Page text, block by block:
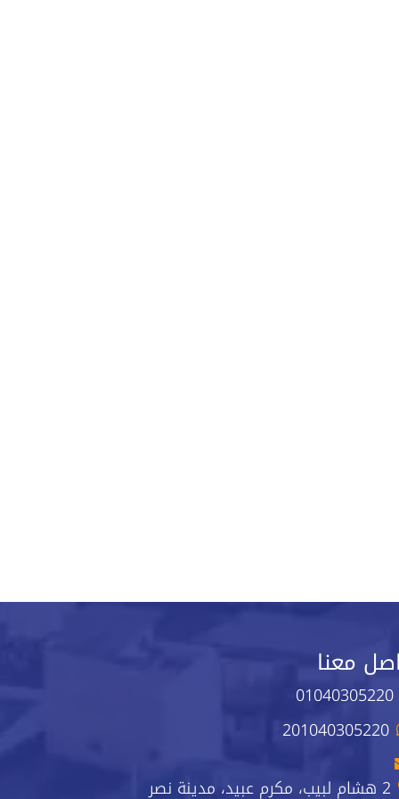
معنا
01040305220
201040305220
2 هشام لبيب، مكرم عبيد، مدينة نصر